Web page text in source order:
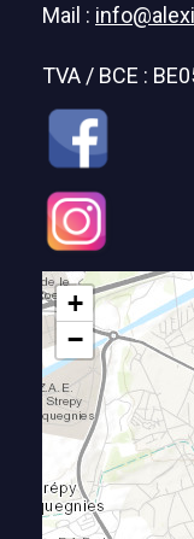
Mail :
TVA / BCE :
+
−